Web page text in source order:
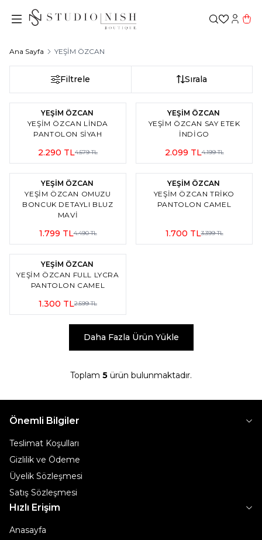
Ana Sayfa YEŞİM ÖZCAN
Filtrele Sırala
İndirim
YEŞİM ÖZCAN
YEŞIM ÖZCAN LINDA
PANTOLON SİYAH
4.579TL
2.290 TL
İndirim
YEŞİM ÖZCAN
YEŞIM ÖZCAN SAY ETEK
İNDİGO
4.199TL
2.099 TL
İndirim
YEŞİM ÖZCAN
YEŞIM ÖZCAN OMUZU
BONCUK DETAYLI BLUZ
MAVİ
4.490TL
1.799 TL
İndirim
2
YEŞİM ÖZCAN
YEŞIM ÖZCAN TRIKO
PANTOLON CAMEL
3.399TL
1.700 TL
İndirim
2
YEŞİM ÖZCAN
YEŞIM ÖZCAN FULL LYCRA
PANTOLON CAMEL
2.599TL
1.300 TL
Daha Fazla Ürün Yükle
Toplam 5 ürün bulunmaktadır.
Önemli Bilgiler
Teslimat Koşulları
Gizlilik ve Ödeme
Üyelik Sözleşmesi
Satış Sözleşmesi
Hızlı Erişim
Anasayfa